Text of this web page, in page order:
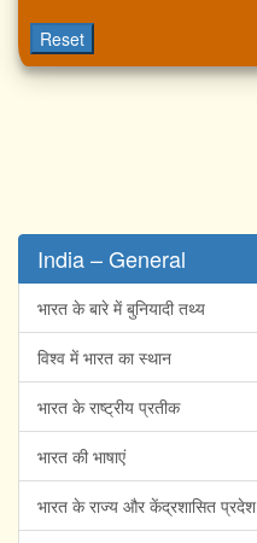
Reset
India – General
भारत के बारे में बुनियादी तथ्य
विश्व में भारत का स्थान
भारत के राष्ट्रीय प्रतीक
भारत की भाषाएं
भारत के राज्य और केंद्रशासित प्रदेश